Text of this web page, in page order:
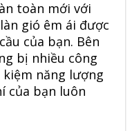
toàn mới với
gió êm ái được
của bạn. Bên
bị nhiều công
năng lượng
của bạn luôn